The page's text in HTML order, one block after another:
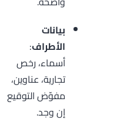
بيانات
الأطراف:
أسماء، رخص
تجارية، عناوين،
مفوّض التوقيع
إن وجد.